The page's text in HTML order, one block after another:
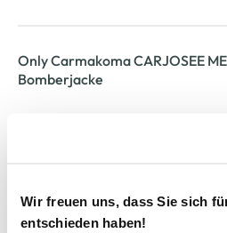
Wir freuen uns, dass Sie sich
entschieden haben!
Only Carmakoma CARJOSEE
Bomberjacke
Modische Damen
Mit elastischem Bund und
Futter aus Polyester bietet
Herstellerartikelnummer: